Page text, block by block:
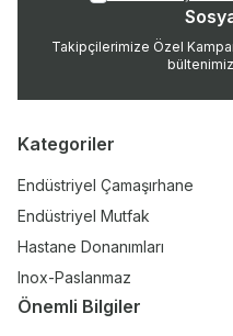
Takipçilerimize Özel
Kategoriler
Endüstriyel Çamaşırhane
Endüstriyel Mutfak
Hastane Donanımları
Inox-Paslanmaz
Önemli Bilgiler